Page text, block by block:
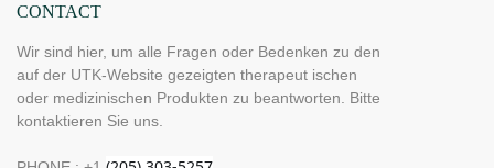
CONTACT
Wir sind hier, um alle Fragen oder Bedenken zu den
auf der UTK-Website gezeigten therapeut ischen
oder medizinischen Produkten zu beantworten. Bitte
kontaktieren Sie uns.